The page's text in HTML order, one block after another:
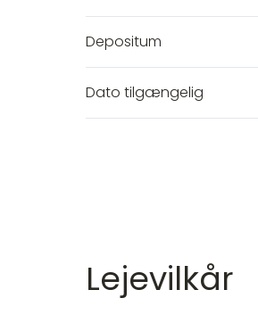
Depositum
Dato tilgængelig
Lejevilkår